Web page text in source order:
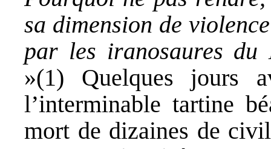
sa dimension de
par les iranosaures
»(1) Quelques jours
l’interminable tartine
mort de dizaines de